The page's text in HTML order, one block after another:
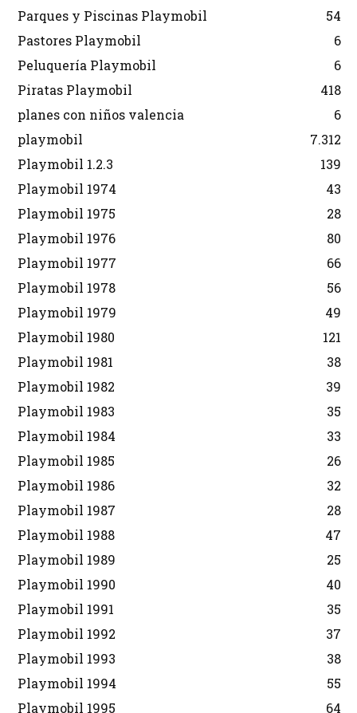
Parques y Piscinas Playmobil
54
Pastores Playmobil
6
Peluquería Playmobil
6
Piratas Playmobil
418
planes con niños valencia
6
playmobil
7.312
Playmobil 1.2.3
139
Playmobil 1974
43
Playmobil 1975
28
Playmobil 1976
80
Playmobil 1977
66
Playmobil 1978
56
Playmobil 1979
49
Playmobil 1980
121
Playmobil 1981
38
Playmobil 1982
39
Playmobil 1983
35
Playmobil 1984
33
Playmobil 1985
26
Playmobil 1986
32
Playmobil 1987
28
Playmobil 1988
47
Playmobil 1989
25
Playmobil 1990
40
Playmobil 1991
35
Playmobil 1992
37
Playmobil 1993
38
Playmobil 1994
55
Playmobil 1995
64